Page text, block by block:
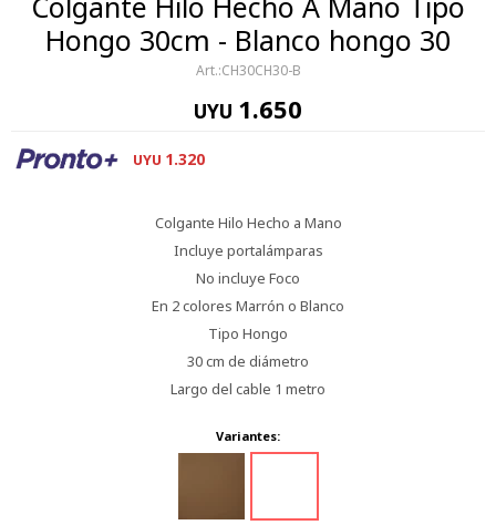
Hongo 30cm - Blanco hongo 30
CH30CH30-B
UYU 1.650
UYU 1.320
Colgante Hilo Hecho a Mano
Incluye portalámparas
No incluye Foco
En 2 colores Marrón o Blanco
Tipo Hongo
30 cm de diámetro
Largo del cable 1 metro
Variantes: